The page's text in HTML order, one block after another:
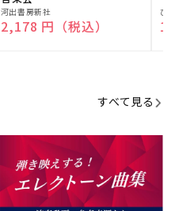
販
売
河出書房新社
通常価格
2,178 円（税込）
販
売
ひ
すべて見る